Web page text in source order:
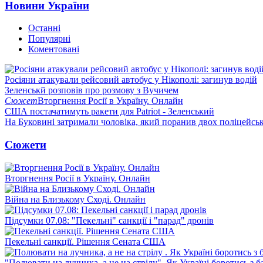
Новини України
Останні
Популярні
Коментовані
Росіяни атакували рейсовий автобус у Нікополі: загинув водій
Зеленськй розповів про розмову з Вучичем
СюжетВторгнення Росії в Україну. Онлайн
США постачатимуть ракети для Patriot - Зеленський
На Буковині затримали чоловіка, який поранив двох
Сюжети
Вторгнення Росії в Україну. Онлайн
Війна на Близькому Сході. Онлайн
Підсумки 07.08: "Пекельні" санкції і "парад" дронів
Пекельні санкції. Рішення Сената США